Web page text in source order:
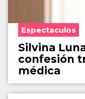
Espectaculos
Silvina
confesión
médica